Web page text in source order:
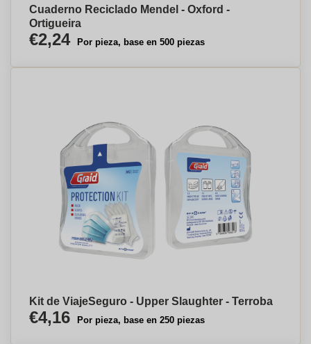
Cuaderno Reciclado Mendel - Oxford -
Ortigueira
€2,24 Por pieza, base en 500 piezas
Kit de ViajeSeguro - Upper Slaughter - Terroba
€4,16 Por pieza, base en 250 piezas